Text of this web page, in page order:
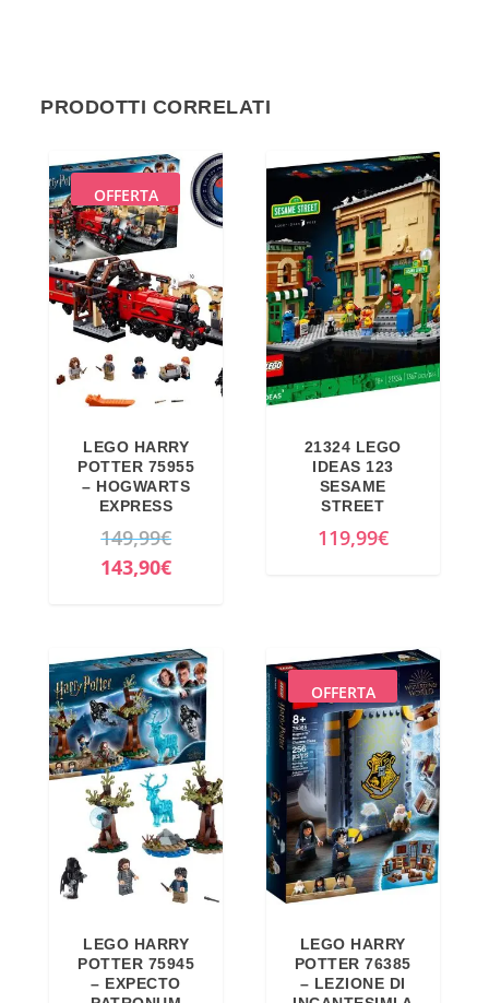
PRODOTTI CORRELATI
OFFERTA
LEGO HARRY
POTTER 75955
– HOGWARTS
EXPRESS
149,99€I
l
e
z
z
o
o
r
i
g
i
a
l
143,90€I
r
e
z
z
o
a
t
t
u
l
e
21324 LEGO
IDEAS 123
SESAME
STREET
119,99€
LEGO HARRY
POTTER 75945
– EXPECTO
OFFERTA
LEGO HARRY
POTTER 76385
– LEZIONE DI